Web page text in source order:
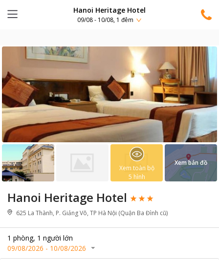
Hanoi Heritage Hotel
09/08 - 10/08, 1 đêm
Hanoi Heritage Hotel
625 La Thành, P. Giảng Võ, TP Hà Nội (Quận Ba Đình cũ)
1 phòng, 1 người lớn
09/08/2026 - 10/08/2026
Xem toàn bộ
5 hình
Xem bản đồ